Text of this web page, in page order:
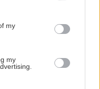
its third-party tags to
in below Google
my
my
: Νίκη